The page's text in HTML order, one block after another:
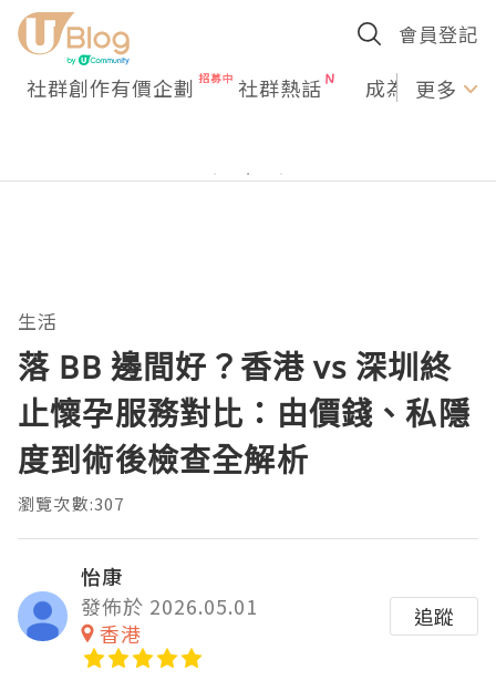
會員登記
社群創作有價企劃 社群熱話 成為U更多
生活
落 BB 邊間好？香港 vs 深圳終
止懷孕服務對比：由價錢、私隱
度到術後檢查全解析
瀏覽次數:307
怡康
發佈於 2026.05.01
香港
追蹤